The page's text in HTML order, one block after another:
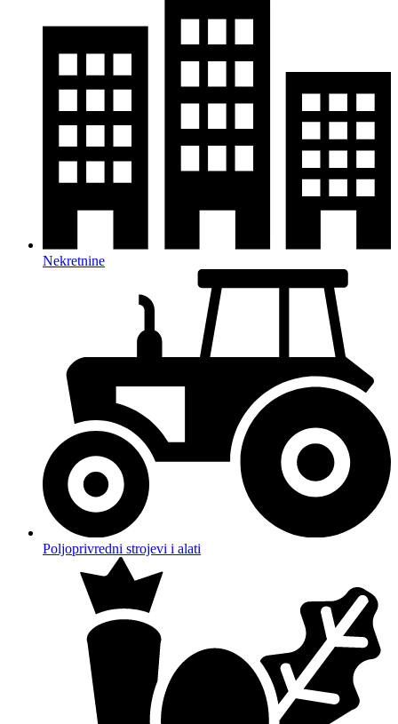
Nekretnine
Poljoprivredni strojevi i alati